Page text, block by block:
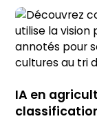
IA en